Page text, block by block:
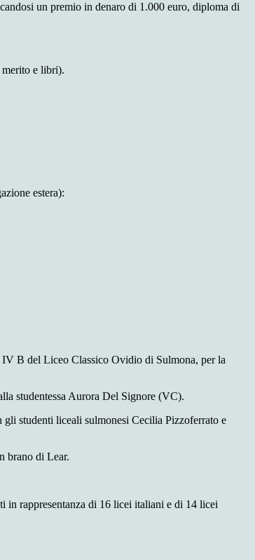
un premio in denaro di 1.000 euro, diploma di
e libri).
estera):
IV B del Liceo Classico Ovidio di Sulmona, per la
studentessa Aurora Del Signore (VC).
gli studenti liceali sulmonesi Cecilia Pizzoferrato e
brano di Lear.
in rappresentanza di 16 licei italiani e di 14 licei